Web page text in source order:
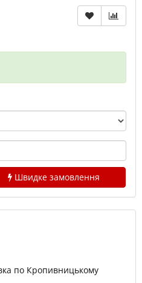
Швидке замовлення
по Кропивницькому